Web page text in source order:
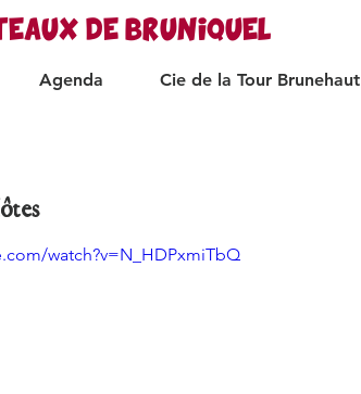
DE BRUNIQUEL
Agenda Cie de la Tour Brunehaut
watch?v=N_HDPxmiTbQ